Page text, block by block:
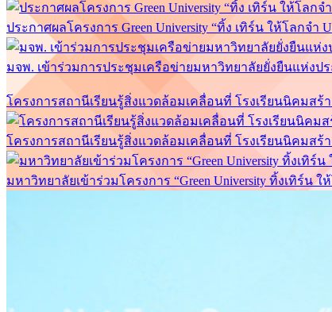
ประกาศผลโครงการ Green University “ทิ้ง เทิร์น ให้โลกจำ
มจพ. เข้าร่วมการประชุมเครือข่ายมหาวิทยาลัยยั่งยืนแห่งปร
โครงการสถานีเรียนรู้สิ่งแวดล้อมเคลื่อนที่ โรงเรียนนิคมสร้า
โครงการสถานีเรียนรู้สิ่งแวดล้อมเคลื่อนที่ โรงเรียนนิคมสร้า
มหาวิทยาลัยเข้าร่วมโครงการ “Green University ทิ้งเทิร์น ใ